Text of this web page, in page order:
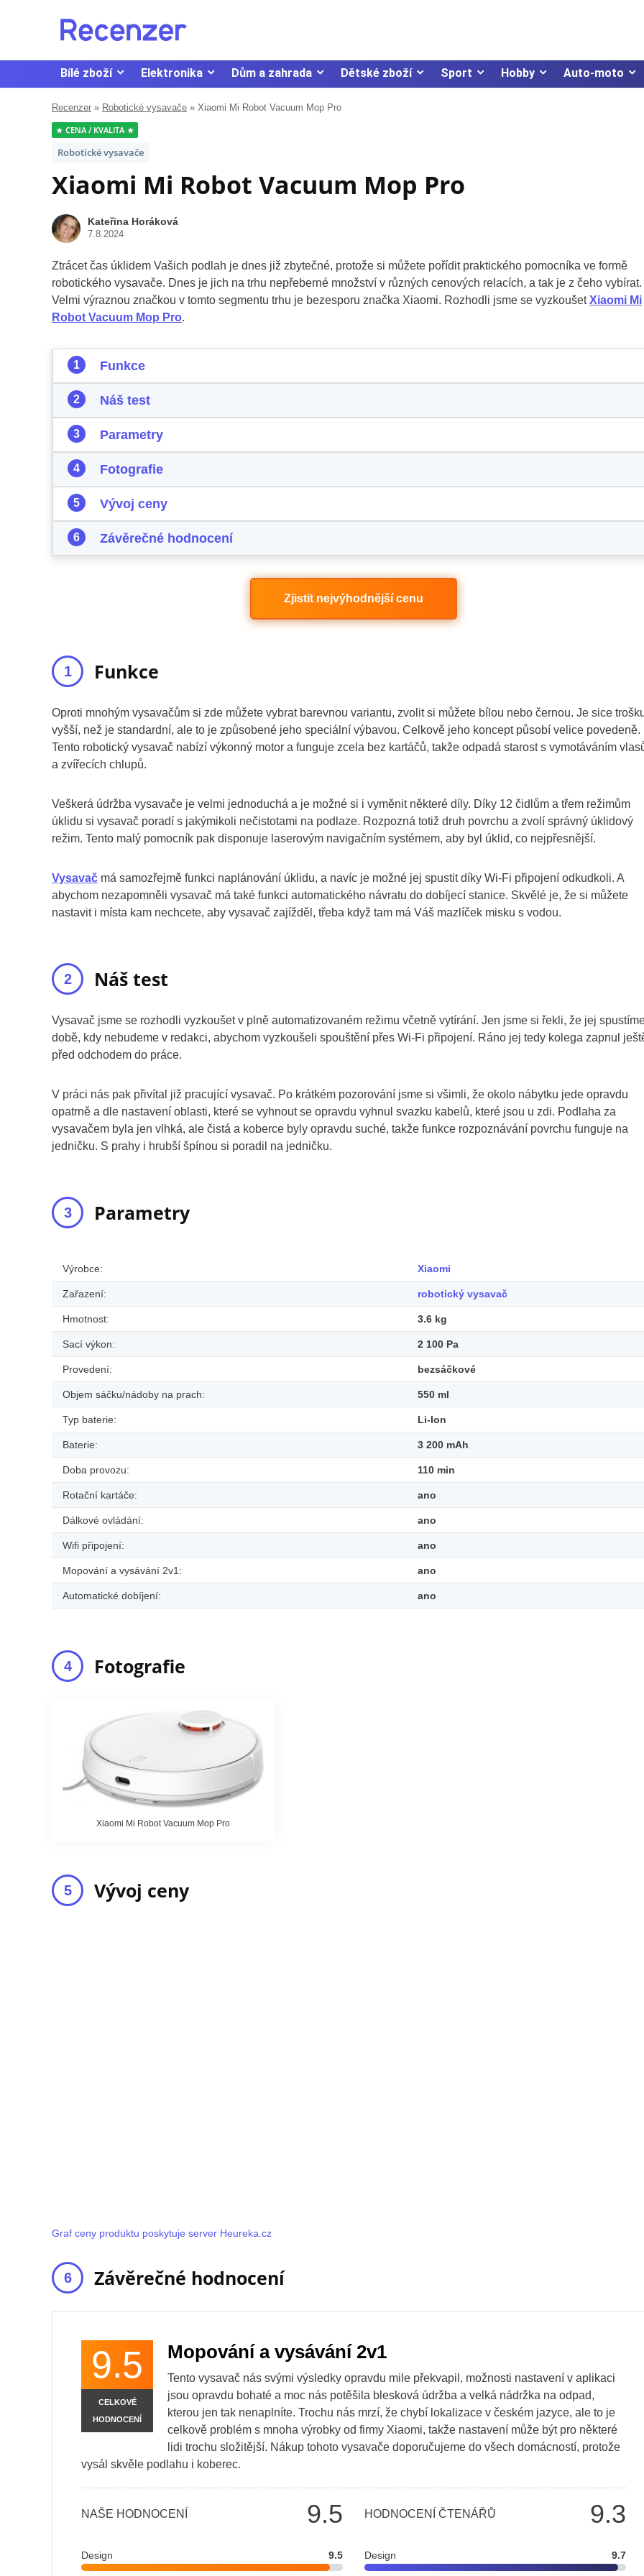
Bílé zboží Elektronika Dům a zahrada Dětské zboží Sport Hobby Auto-moto
Recenzer » Robotické vysavače » Xiaomi Mi Robot Vacuum Mop Pro
CENA / KVALITA
Robotické vysavače
Xiaomi Mi Robot Vacuum Mop Pro
Kateřina Horáková
7.8.2024
Ztrácet čas úklidem Vašich podlah je dnes již zbytečné, protože si můžete pořídit praktického pomocníka ve formě
robotického vysavače. Dnes je jich na trhu nepřeberné množství v různých cenových relacích, a tak je z čeho vybírat.
Velmi výraznou značkou v tomto segmentu trhu je bezesporu značka Xiaomi. Rozhodli jsme se vyzkoušetXiaomi Mi
Robot Vacuum Mop Pro.
Funkce
Náš test
Parametry
Fotografie
Vývoj ceny
Závěrečné hodnocení
Zjistit nejvýhodnější cenu
Funkce
Oproti mnohým vysavačům si zde můžete vybrat barevnou variantu, zvolit si můžete bílou nebo černou. Je sice
vyšší, než je standardní, ale to je způsobené jeho speciální výbavou. Celkově jeho koncept působí velice povedeně.
Tento robotický vysavač nabízí výkonný motor a funguje zcela bez kartáčů, takže odpadá starost s vymotáváním
a zvířecích chlupů.
Veškerá údržba vysavače je velmi jednoduchá a je možné si i vyměnit některé díly. Díky 12 čidlům a třem režimům
úklidu si vysavač poradí s jakýmikoli nečistotami na podlaze. Rozpozná totiž druh povrchu a zvolí správný úklidový
režim. Tento malý pomocník pak disponuje laserovým navigačním systémem, aby byl úklid, co nejpřesnější.
Vysavač má samozřejmě funkci naplánování úklidu, a navíc je možné jej spustit díky Wi-Fi připojení odkudkoli. A
abychom nezapomněli vysavač má také funkci automatického návratu do dobíjecí stanice. Skvělé je, že si můžete
nastavit i místa kam nechcete, aby vysavač zajížděl, třeba když tam má Váš mazlíček misku s vodou.
Náš test
Vysavač jsme se rozhodli vyzkoušet v plně automatizovaném režimu včetně vytírání. Jen jsme si řekli, že jej
době, kdy nebudeme v redakci, abychom vyzkoušeli spouštění přes Wi-Fi připojení. Ráno jej tedy kolega zapnul
před odchodem do práce.
V práci nás pak přivítal již pracující vysavač. Po krátkém pozorování jsme si všimli, že okolo nábytku jede opravdu
opatrně a dle nastavení oblasti, které se vyhnout se opravdu vyhnul svazku kabelů, které jsou u zdi. Podlaha za
vysavačem byla jen vlhká, ale čistá a koberce byly opravdu suché, takže funkce rozpoznávání povrchu funguje na
jedničku. S prahy i hrubší špínou si poradil na jedničku.
Parametry
Výrobce: Xiaomi
Zařazení: robotický vysavač
Hmotnost: 3.6 kg
Sací výkon: 2 100 Pa
Provedení: bezsáčkové
Objem sáčku/nádoby na prach: 550 ml
Typ baterie: Li-Ion
Baterie: 3 200 mAh
Doba provozu: 110 min
Rotační kartáče: ano
Dálkové ovládání: ano
Wifi připojení: ano
Mopování a vysávání 2v1: ano
Automatické dobíjení: ano
Fotografie
Xiaomi Mi Robot Vacuum Mop Pro
Vývoj ceny
Graf ceny produktu poskytuje server Heureka.cz
Závěrečné hodnocení
9.5
CELKOVÉ
HODNOCENÍ
Mopování a vysávání 2v1
Tento vysavač nás svými výsledky opravdu mile překvapil, možnosti nastavení v aplikaci
jsou opravdu bohaté a moc nás potěšila blesková údržba a velká nádržka na odpad,
kterou jen tak nenaplníte. Trochu nás mrzí, že chybí lokalizace v českém jazyce, ale to je
celkově problém s mnoha výrobky od firmy Xiaomi, takže nastavení může být pro některé
lidi trochu složitější. Nákup tohoto vysavače doporučujeme do všech domácností, protože
vysál skvěle podlahu i koberec.
9.5
NAŠE HODNOCENÍ
Design 9.5
9.3
HODNOCENÍ ČTENÁŘŮ
Design 9.7